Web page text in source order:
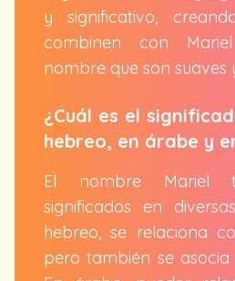
y significativo,
combinen con
nombre que son suaves
¿Cuál es el
hebreo, en árabe y
El nombre Mariel
significados en
hebreo, se relaciona
pero también se asocia